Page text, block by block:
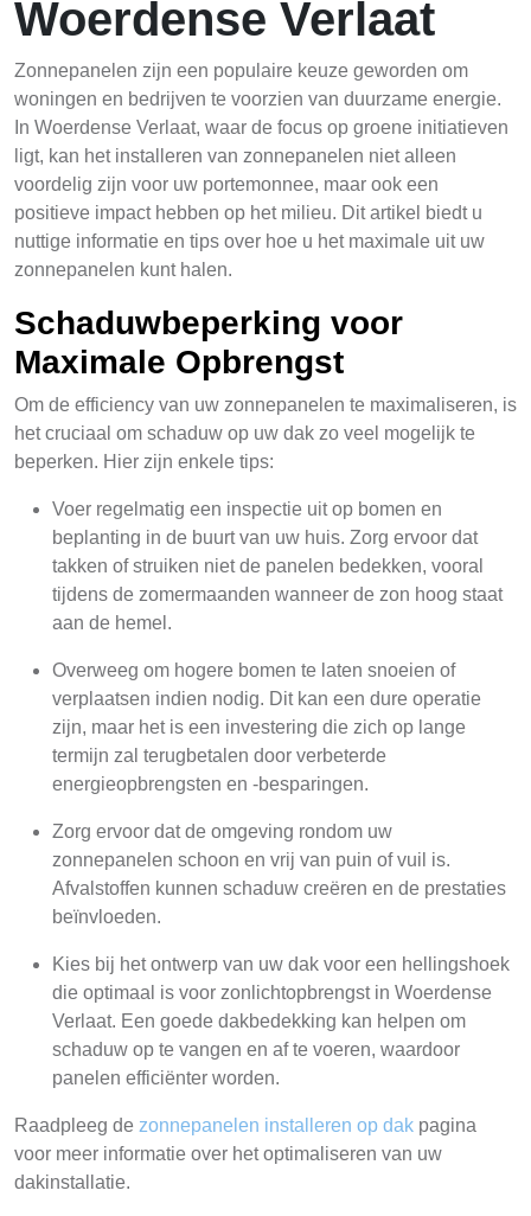
Woerdense Verlaat
Zonnepanelen zijn een populaire keuze geworden om
woningen en bedrijven te voorzien van duurzame energie.
In Woerdense Verlaat, waar de focus op groene initiatieven
ligt, kan het installeren van zonnepanelen niet alleen
voordelig zijn voor uw portemonnee, maar ook een
positieve impact hebben op het milieu. Dit artikel biedt u
nuttige informatie en tips over hoe u het maximale uit uw
zonnepanelen kunt halen.
Schaduwbeperking voor
Maximale Opbrengst
Om de efficiency van uw zonnepanelen te maximaliseren, is
het cruciaal om schaduw op uw dak zo veel mogelijk te
beperken. Hier zijn enkele tips:
Voer regelmatig een inspectie uit op bomen en
beplanting in de buurt van uw huis. Zorg ervoor dat
takken of struiken niet de panelen bedekken, vooral
tijdens de zomermaanden wanneer de zon hoog staat
aan de hemel.
Overweeg om hogere bomen te laten snoeien of
verplaatsen indien nodig. Dit kan een dure operatie
zijn, maar het is een investering die zich op lange
termijn zal terugbetalen door verbeterde
energieopbrengsten en -besparingen.
Zorg ervoor dat de omgeving rondom uw
zonnepanelen schoon en vrij van puin of vuil is.
Afvalstoffen kunnen schaduw creëren en de prestaties
beïnvloeden.
Kies bij het ontwerp van uw dak voor een hellingshoek
die optimaal is voor zonlichtopbrengst in Woerdense
Verlaat. Een goede dakbedekking kan helpen om
schaduw op te vangen en af te voeren, waardoor
panelen efficiënter worden.
Raadpleeg de zonnepanelen installeren op dak pagina
voor meer informatie over het optimaliseren van uw
dakinstallatie.